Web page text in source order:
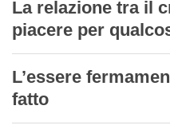
La relazione tra il
piacere per
L’essere
fatto